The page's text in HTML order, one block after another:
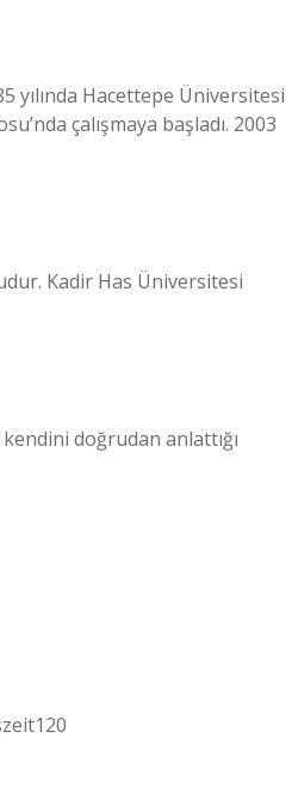
yılında Hacettepe Üniversitesi
çalışmaya başladı. 2003
Kadir Has Üniversitesi
doğrudan anlattığı